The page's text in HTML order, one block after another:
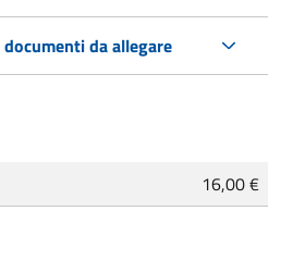
da allegare
16,00 €